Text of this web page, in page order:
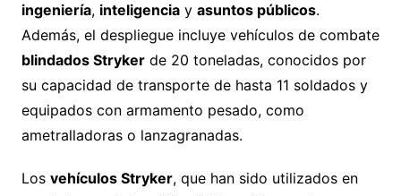
ingeniería, inteligenciay asuntos públicos.
Además, el despliegue incluye vehículos de combate
blindados Strykerde 20 toneladas, conocidos por
su capacidad de transporte de hasta 11 soldados y
equipados con armamento pesado, como
ametralladoras o lanzagranadas.
Los vehículos Stryker, que han sido utilizados en